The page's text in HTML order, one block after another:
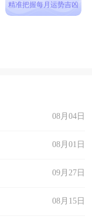
精准把握每月运势吉凶
08月04日
08月01日
09月27日
08月15日